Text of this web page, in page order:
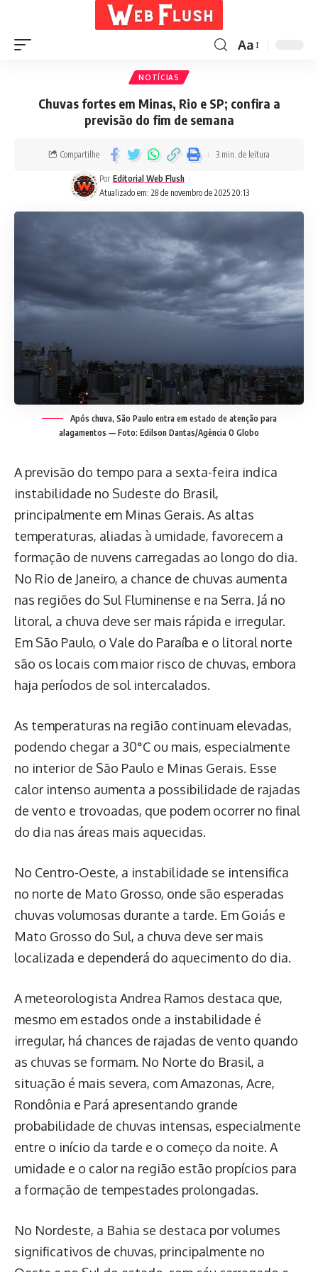
Aa
NOTÍCIAS
Chuvas fortes em Minas, Rio e SP; confira a
previsão do fim de semana
Atualizado em: 28 de novembro de 2025 20:13
Por Editorial Web Flush
Compartilhe 3 min. de leitura
Após chuva, São Paulo entra em estado de atenção para
alagamentos — Foto: Edilson Dantas/Agência O Globo
A previsão do tempo para a sexta-feira indica
instabilidade no Sudeste do Brasil,
principalmente em Minas Gerais. As altas
temperaturas, aliadas à umidade, favorecem a
formação de nuvens carregadas ao longo do dia.
No Rio de Janeiro, a chance de chuvas aumenta
nas regiões do Sul Fluminense e na Serra. Já no
litoral, a chuva deve ser mais rápida e irregular.
Em São Paulo, o Vale do Paraíba e o litoral norte
são os locais com maior risco de chuvas, embora
haja períodos de sol intercalados.
As temperaturas na região continuam elevadas,
podendo chegar a 30°C ou mais, especialmente
no interior de São Paulo e Minas Gerais. Esse
calor intenso aumenta a possibilidade de rajadas
de vento e trovoadas, que podem ocorrer no final
do dia nas áreas mais aquecidas.
No Centro-Oeste, a instabilidade se intensifica
no norte de Mato Grosso, onde são esperadas
chuvas volumosas durante a tarde. Em Goiás e
Mato Grosso do Sul, a chuva deve ser mais
localizada e dependerá do aquecimento do dia.
A meteorologista Andrea Ramos destaca que,
mesmo em estados onde a instabilidade é
irregular, há chances de rajadas de vento quando
as chuvas se formam. No Norte do Brasil, a
situação é mais severa, com Amazonas, Acre,
Rondônia e Pará apresentando grande
probabilidade de chuvas intensas, especialmente
entre o início da tarde e o começo da noite. A
umidade e o calor na região estão propícios para
a formação de tempestades prolongadas.
No Nordeste, a Bahia se destaca por volumes
significativos de chuvas, principalmente no